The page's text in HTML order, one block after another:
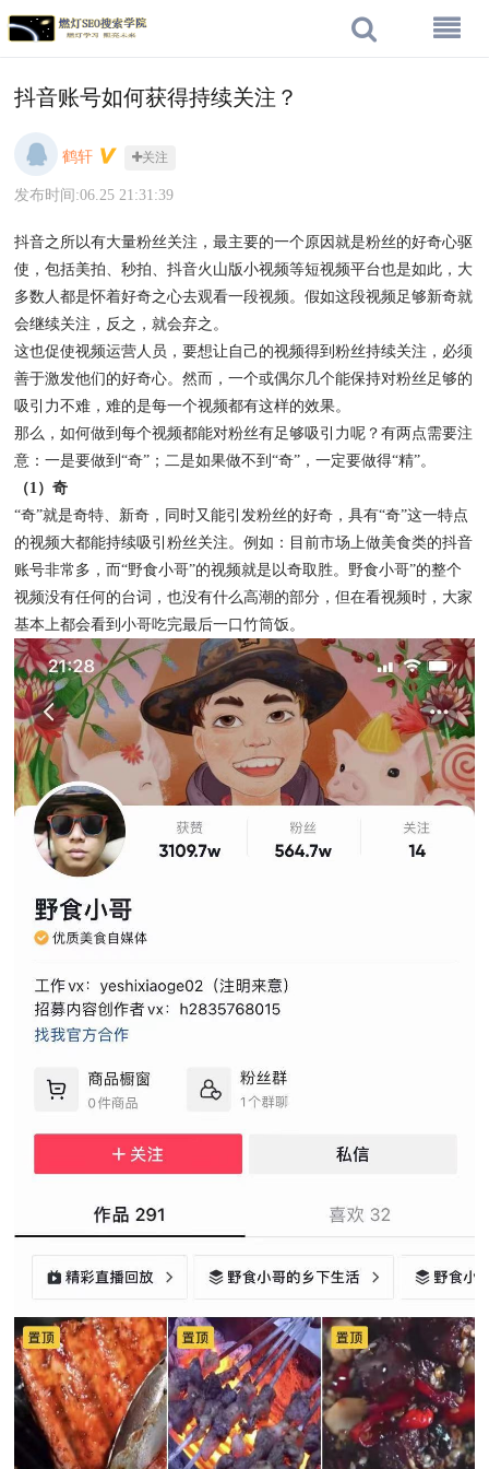
抖音账号如何获得持续关注？
鹤轩 关注
发布时间:06.25 21:31:39
抖音之所以有大量粉丝关注，最主要的一个原因就是粉丝的好奇心驱
使，包括美拍、秒拍、抖音火山版小视频等短视频平台也是如此，大
多数人都是怀着好奇之心去观看一段视频。假如这段视频足够新奇就
会继续关注，反之，就会弃之。
这也促使视频运营人员，要想让自己的视频得到粉丝持续关注，必须
善于激发他们的好奇心。然而，一个或偶尔几个能保持对粉丝足够的
吸引力不难，难的是每一个视频都有这样的效果。
那么，如何做到每个视频都能对粉丝有足够吸引力呢？有两点需要注
意：一是要做到“奇”；二是如果做不到“奇”，一定要做得“精”。
（1）奇
“奇”就是奇特、新奇，同时又能引发粉丝的好奇，具有“奇”这一特点
的视频大都能持续吸引粉丝关注。例如：目前市场上做美食类的抖音
账号非常多，而“野食小哥”的视频就是以奇取胜。野食小哥”的整个
视频没有任何的台词，也没有什么高潮的部分，但在看视频时，大家
基本上都会看到小哥吃完最后一口竹筒饭。